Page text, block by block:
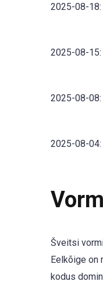
2025-08-18:
2025-08-15:
2025-08-08:
2025-08-04:
Šveitsi
Eelkõige on
kodus